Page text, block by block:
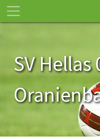
SV Hellas